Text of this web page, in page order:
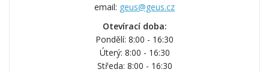
email: geus@geus.cz
Otevírací doba:
Pondělí: 8:00 - 16:30
Úterý: 8:00 - 16:30
Středa: 8:00 - 16:30